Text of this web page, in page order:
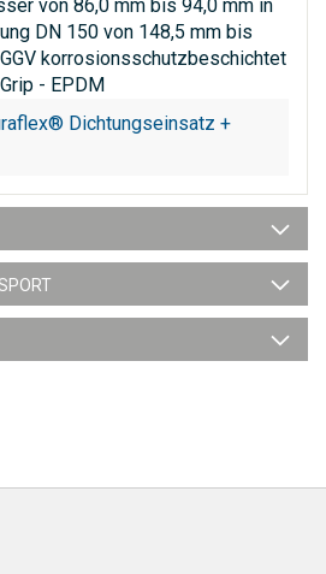
von 86,0 mm bis 94,0 mm in
DN 150 von 148,5 mm bis
korrosionsschutzbeschichtet
- EPDM
Dichtungseinsatz +